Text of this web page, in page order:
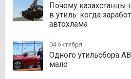
Почему казахстанцы
в утиль: когда
автохлама
04 октября
Одного утильсбора
мало